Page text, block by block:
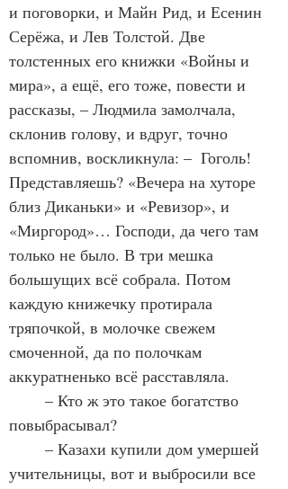
и поговорки, и Майн Рид, и Есенин
Серёжа, и Лев Толстой. Две
толстенных его книжки «Войны и
мира», а ещё, его тоже, повести и
рассказы, – Людмила замолчала,
склонив голову, и вдруг, точно
вспомнив, воскликнула: –  Гоголь!
Представляешь? «Вечера на хуторе
близ Диканьки» и «Ревизор», и
«Миргород»… Господи, да чего там
только не было. В три мешка
большущих всё собрала. Потом
каждую книжечку протирала
тряпочкой, в молочке свежем
смоченной, да по полочкам
аккуратненько всё расставляла.
повыбрасывал?
учительницы, вот и выбросили все